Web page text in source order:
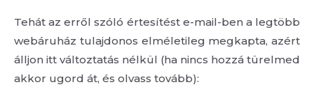
Tehát az erről szóló értesítést e-mail-ben a legtöbb
webáruház tulajdonos elméletileg megkapta, azért
álljon itt változtatás nélkül (ha nincs hozzá türelmed
akkor ugord át, és olvass tovább):